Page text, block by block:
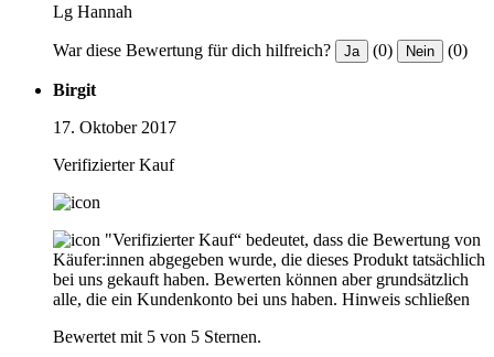
Lg Hannah
War diese Bewertung für dich hilfreich? Ja (0) Nein (0)
Birgit
17. Oktober 2017
Verifizierter Kauf
"Verifizierter Kauf“ bedeutet, dass die Bewertung von
Käufer:innen abgegeben wurde, die dieses Produkt tatsächlich
bei uns gekauft haben. Bewerten können aber grundsätzlich
alle, die ein Kundenkonto bei uns haben. Hinweis schließen
Bewertet mit 5 von 5 Sternen.